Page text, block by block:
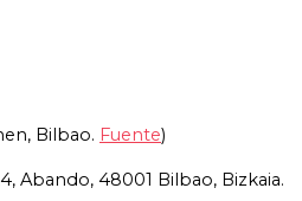
Bilbao. Fuente)
Abando, 48001 Bilbao, Bizkaia.